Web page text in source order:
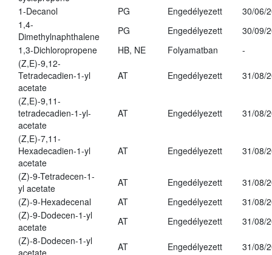
1-Decanol
PG Engedélyezett
30/06/
1,4-
Dimethylnaphthalene
PG Engedélyezett
30/09/
1,3-Dichloropropene
HB, NE Folyamatban
-
(Z,E)-9,12-
Tetradecadien-1-yl
acetate
AT Engedélyezett 31/08/
(Z,E)-9,11-
tetradecadien-1-yl-
acetate
AT Engedélyezett 31/08/
(Z,E)-7,11-
Hexadecadien-1-yl
acetate
AT Engedélyezett 31/08/
(Z)-9-Tetradecen-1-
yl acetate
AT Engedélyezett
31/08/
(Z)-9-Hexadecenal
AT Engedélyezett
31/08/
(Z)-9-Dodecen-1-yl
acetate
AT Engedélyezett
31/08/
(Z)-8-Dodecen-1-yl
AT Engedélyezett
31/08/